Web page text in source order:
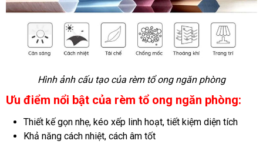
Hình ảnh cấu tạo của rèm tổ ong ngăn phòng
Ưu điểm nổi bật của rèm tổ ong ngăn phòng:
Thiết kế gọn nhẹ, kéo xếp linh hoạt, tiết kiệm diện tích
Khả năng cách nhiệt, cách âm tốt